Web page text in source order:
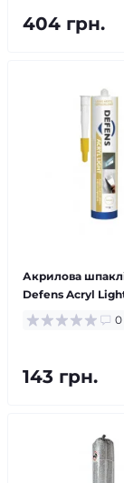
404 грн.
Акрилова
Defens Acryl
0
143 грн.